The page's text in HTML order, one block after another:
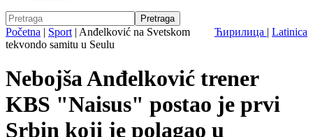
Ћирилица | Latinica
Početna | Sport | Anđelković na Svetskom
tekvondo samitu u Seulu
Nebojša Anđelković trener
KBS "Naisus" postao je prvi
Srbin koji je polagao u